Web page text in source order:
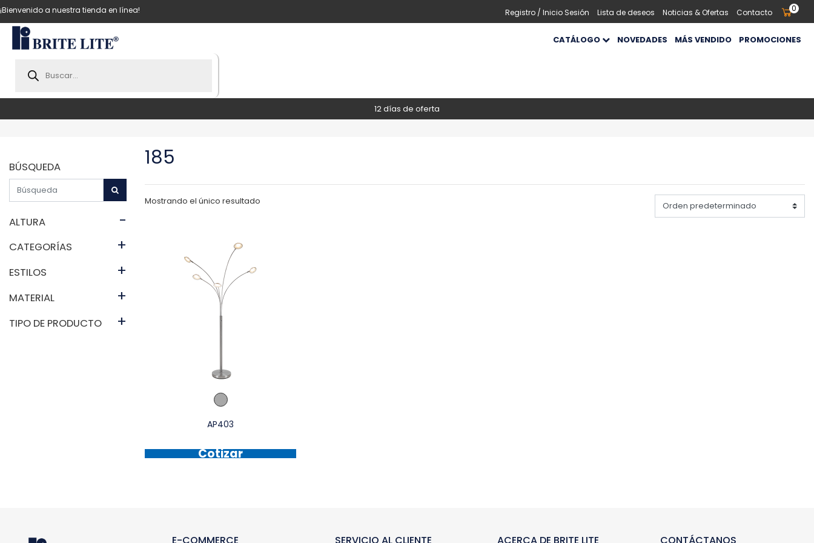
¡Bienvenido a nuestra tienda en línea! Registro / Inicio Sesión Lista de deseos Noticias & Ofertas Contacto 0
search
CATÁLOGO NOVEDADES MÁS VENDIDO PROMOCIONES
12 días de oferta
BÚSQUEDA
ALTURA -
CATEGORÍAS +
ESTILOS +
MATERIAL +
TIPO DE PRODUCTO +
185
Mostrando el único resultado
AP403
Cotizar